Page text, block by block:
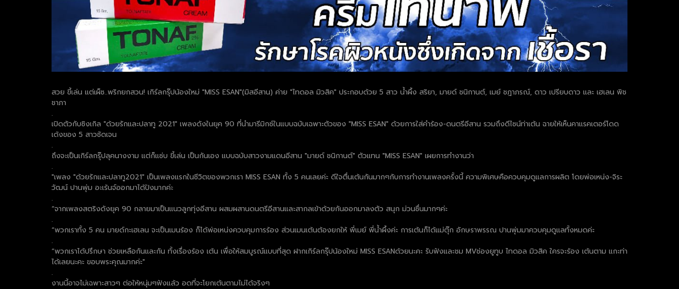
สวย ขี้เล่น แต่เผ็ซ..พริกยกสวน! เกิร์ลกรุ๊ปน้องใหม่ "MISS ESAN"(มิสอีสาน) ค่าย "ไทดอล มิวสิค" ประกอบด้วย 5 สาว น้ำผึ้ง สริยา, มายด์ ชนิกานต์, เมย์ ชฎาภรณ์, ดาว เปรียบดาว และ เฮเลน พิช
ชาภา
.
เปิดตัวกับซิงเกิล "ด้วยรักและปลาทู 2021" เพลงดังในยุค 90 ที่นำมารีมิกซ์ในแบบฉบับเฉพาะตัวของ "MISS ESAN" ด้วยการใส่คำร้อง-ดนตรีอีสาน รวมถึงดีไซน์ท่าเต้น ฉายให้เห็นคาแรคเตอร์โดด
เด้งของ 5 สาวชัดเจน
.
ถึงจะเป็นเกิร์ลกรุ๊ปลุคนางงาม แต่ก็แซ่บ ขี้เล่น เป็นกันเอง แบบฉบับสาวงามแดนอีสาน "มายด์ ชนิกานต์" ตัวแทน "MISS ESAN" เผยการทำงานว่า
.
"เพลง "ด้วยรักและปลาทู2021" เป็นเพลงแรกในชีวิตของพวกเรา MISS ESAN ทั้ง 5 คนเลยค่ะ ดีใจตื่นเต้นกันมากๆกับการทำงานเพลงครั้งนี้ ความพิเศษคือควบคุมดูแลการผลิต โดยพ่อเหน่ง-จิระ
วัฒน์ ปานพุ่ม อะเร้นจ์ออกมาได้ปังมากค่ะ
.
“จากเพลงสตริงดังยุค 90 กลายมาเป็นแนวลูกทุ่งอีสาน ผสมผสานดนตรีอีสานและสากลเข้าด้วยกันออกมาลงตัว สนุก ม่วนซื่นมากๆค่ะ
.
“พวกเราทั้ง 5 คน มายด์กะเฮเลน จะเป็นเมนร้อง ก็ได้พ่อเหน่งควบคุมการร้อง ส่วนเมนเต้นต้องยกให้ พี่เมย์ พี่น้ำผึ้งค่ะ การเต้นก็ได้แม่ตุ๊ก อักษราพรรณ ปานพุ่มมาควบคุมดูแลทั้งหมดค่ะ
.
“พวกเราได้ปรึกษา ช่วยเหลือกันและกัน ทั้งเรื่องร้อง เต้น เพื่อให้สมบูรณ์แบบที่สุด ฝากเกิร์ลกรุ๊ปน้องใหม่ MISS ESANด้วยนะคะ รับฟังและชม MVช่องยูทูบ ไทดอล มิวสิค ใครจะร้อง เต้นตาม แกะท่า
ได้เลยนะคะ ขอบพระคุณมากค่ะ"
.
งานนี้อาจไม่เฉพาะสาวๆ ต่อให้หนุ่มๆฟังแล้ว อดที่จะโยกเต้นตามไม่ได้จริงๆ